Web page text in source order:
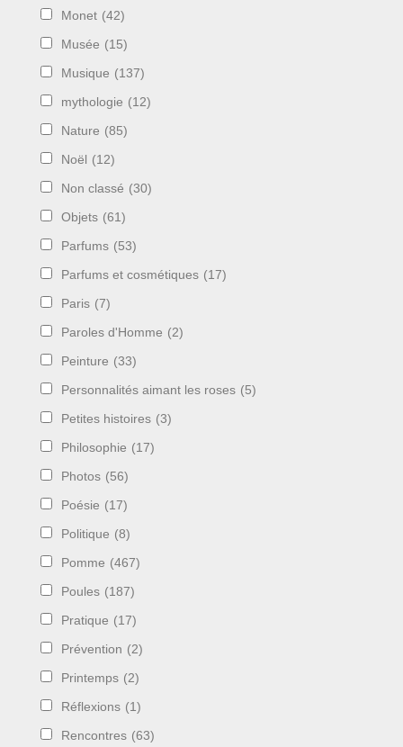
Monet (42)
Musée (15)
Musique (137)
mythologie (12)
Nature (85)
Noël (12)
Non classé (30)
Objets (61)
Parfums (53)
Parfums et cosmétiques (17)
Paris (7)
Paroles d'Homme (2)
Peinture (33)
Personnalités aimant les roses (5)
Petites histoires (3)
Philosophie (17)
Photos (56)
Poésie (17)
Politique (8)
Pomme (467)
Poules (187)
Pratique (17)
Prévention (2)
Printemps (2)
Réflexions (1)
Rencontres (63)